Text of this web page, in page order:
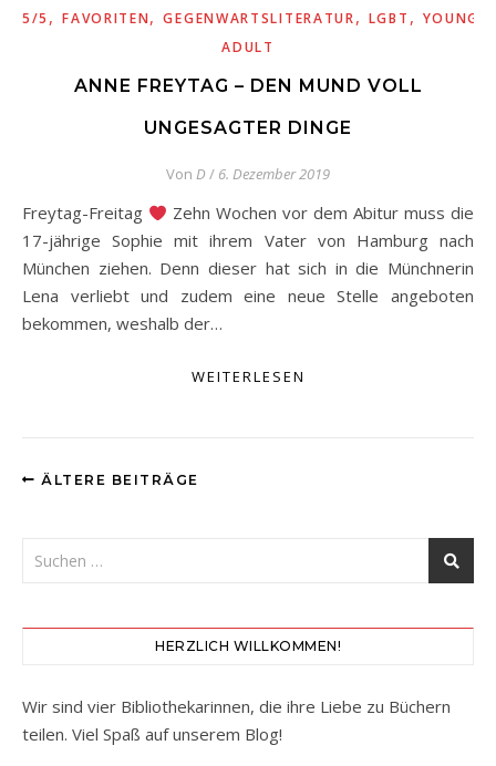
5/5 ,FAVORITEN,GEGENWARTSLITERATUR, LGBT , YOUNG
ADULT
ANNE FREYTAG – DEN MUND VOLL
UNGESAGTER DINGE
Von D / 6. Dezember 2019
Freytag-Freitag
Zehn Wochen vor dem Abitur muss die
17-jährige Sophie mit ihrem Vater von Hamburg nach
München ziehen. Denn dieser hat sich in die Münchnerin
Lena verliebt und zudem eine neue Stelle angeboten
bekommen, weshalb der…
WEITERLESEN
ÄLTERE BEITRÄGE
HERZLICH WILLKOMMEN!
Wir sind vier Bibliothekarinnen, die ihre Liebe zu Büchern
teilen. Viel Spaß auf unserem Blog!